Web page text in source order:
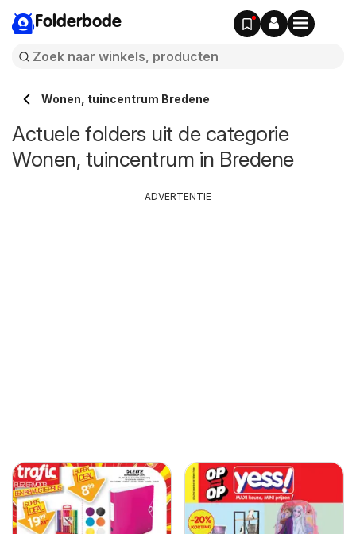
Folderbode
Wonen, tuincentrum Bredene
Actuele folders uit de categorie
Wonen, tuincentrum in Bredene
ADVERTENTIE